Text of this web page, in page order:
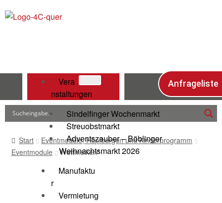
Vera
nstaltungen
Sindelfinger Wochenmarkt
Streuobstmarkt
Adventszauber – Böblinger
Weihnachtsmarkt 2026
Manufaktu
r
Vermietung
Anfrageliste
Start
Eventmodule, Hüpfburgen und Kinderprogramm
Eventmodule
Wettmelken*